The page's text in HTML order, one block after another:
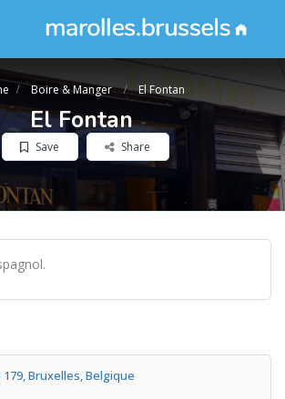
Boire & Manger El Fontan
El Fontan
Save Share
Bruxelles, Belgique